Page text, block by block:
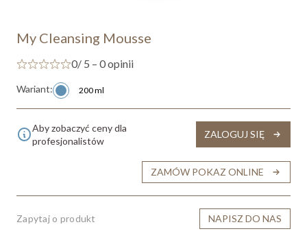
My Cleansing Mousse
0/ 5 – 0 opinii
Wariant: 200 ml
Aby zobaczyć ceny dla
profesjonalistów
ZALOGUJ SIĘ
ZAMÓW POKAZ ONLINE
Zapytaj o produkt NAPISZ DO NAS